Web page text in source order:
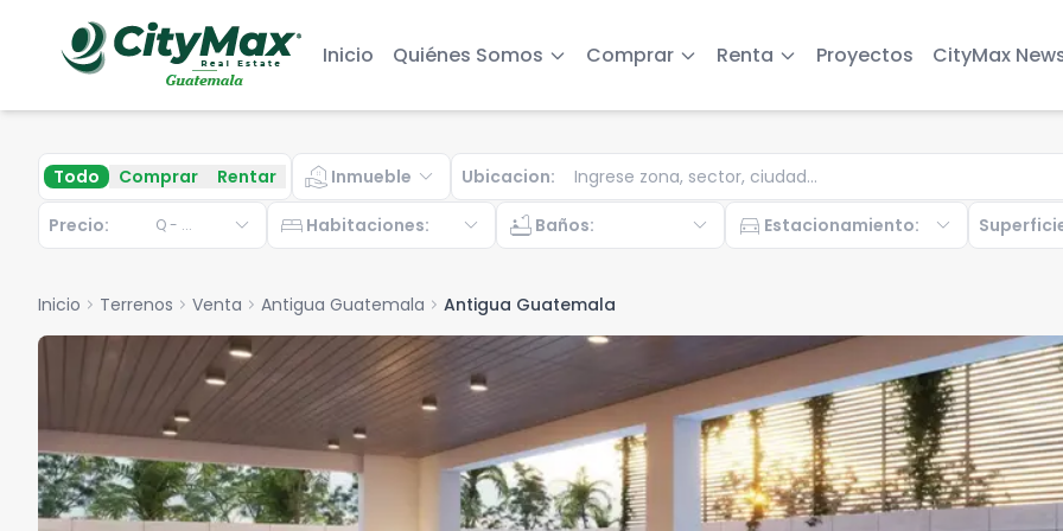
Inicio Quiénes Somos Comprar Renta Proyectos CityMax
Todo Comprar Rentar real_estate_agent Inmueble expand_more Ubicacion:
Precio: Q - ... expand_more bed Habitaciones: expand_more bathtub Baños: expand_more directions_car Estacionamiento: expand_more
Inicio chevron_right Terrenos chevron_right Venta chevron_right Antigua Guatemala chevron_right Antigua Guatemala